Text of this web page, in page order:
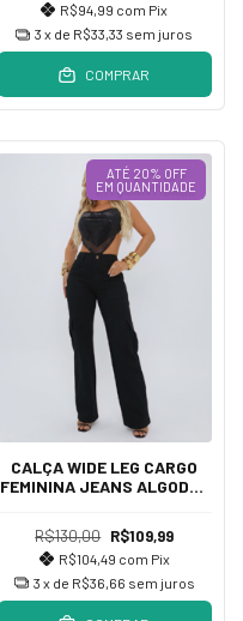
R$94,99 com Pix
3 x de R$33,33 sem juros
COMPRAR
ATÉ 20% OFF
EM QUANTIDADE
CALÇA WIDE LEG CARGO
FEMININA JEANS ALGODÃO
R$130,00 R$109,99
R$104,49 com Pix
3 x de R$36,66 sem juros